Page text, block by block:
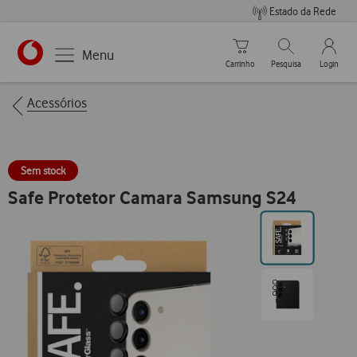
Estado da Rede
https://www.vodafone.pt
Menu
Carrinho de compras
Carrinho
Pesquisar
Pesquisa
My
Login
Breadcrumbs
Acessórios
Sem stock
Safe Protetor Camara Samsung S24
Ir
para
posição0